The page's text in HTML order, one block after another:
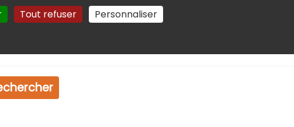
Tout refuser Personnaliser
du site Gestion des cookies